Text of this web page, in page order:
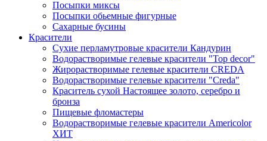
Посыпки миксы
Посыпки обьемные фигурные
Сахарные бусины
Красители
Сухие перламутровые красители Кандурин
Водорастворимые гелевые красители "Top decor"
Жирорастворимые гелевые красители CREDA
Водорастворимые гелевые красители "Creda"
Краситель сухой Настоящее золото, серебро и
бронза
Пищевые фломастеры
Водорастворимые гелевые красители Americolor
ХИТ